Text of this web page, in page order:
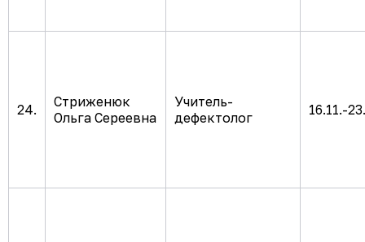
24.
Стриженюк
Ольга Сереевна
Учитель-
дефектолог
16.11.-